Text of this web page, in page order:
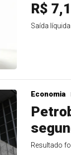
R$
Saída
Economia
Resultado